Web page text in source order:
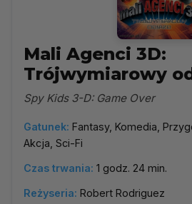
Mali Agenci 3D:
Trójwymiarowy
Spy Kids 3-D: Game Over
Gatunek: Fantasy, Komedia,
Akcja, Sci-Fi
Czas trwania: 1 godz. 24 min.
Reżyseria: Robert Rodriguez